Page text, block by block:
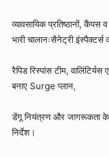
व्यावसायिक प्रतिष्ठानों,
भारी चालानःसैनेट्री इंस्पैक्टर्स
रैपिड रिस्पांस टीम,
बनाए Surge प्लान,
डेंगू नियंत्रण और जागरूकता के
निर्देश।